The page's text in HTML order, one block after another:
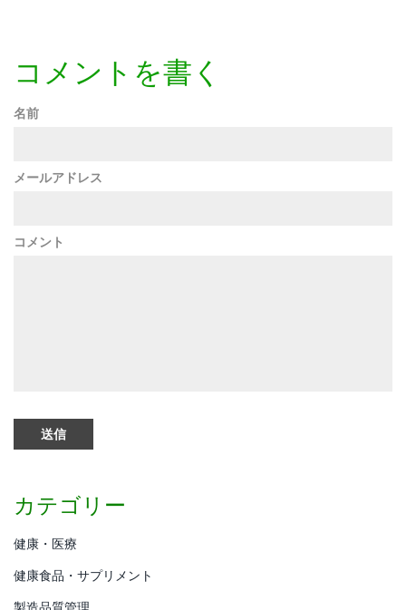
コメントを書く
名前
メールアドレス
コメント
カテゴリー
健康・医療
健康食品・サプリメント